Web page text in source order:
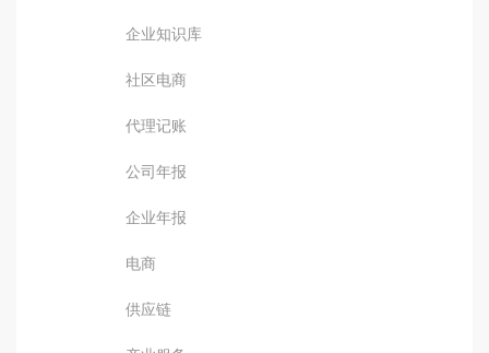
企业知识库
社区电商
代理记账
公司年报
企业年报
电商
供应链